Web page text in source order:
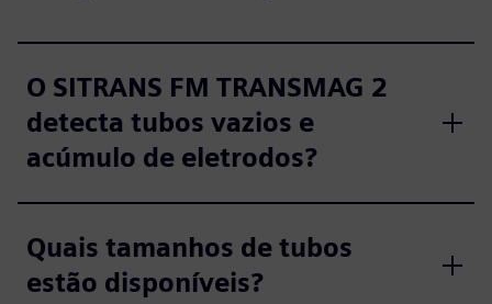
O SITRANS FM TRANSMAG 2
detecta tubos vazios e
acúmulo de eletrodos?
Quais tamanhos de tubos
estão disponíveis?